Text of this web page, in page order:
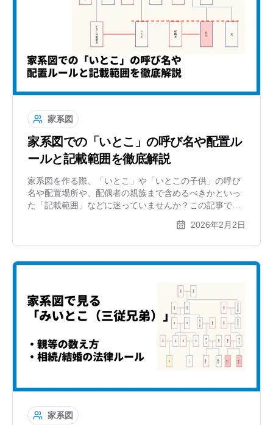
家系図
家系図での「いとこ」の呼び名や配置ル
ールと記載範囲を徹底解説
家系図を作る際、「いとこ」や「いとこの子供」の呼び
名や配置場所や、配偶者の親族まで含めるべきかといっ
た「記載範囲」などに迷っていませんか？この記事で
解説。複雑になりがちな家系図をスッキリ整理する方法
2026年2月2日
家系図